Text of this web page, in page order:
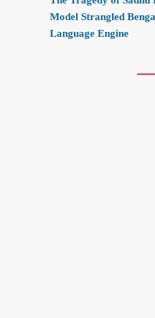
Model Strangled
Language Engine